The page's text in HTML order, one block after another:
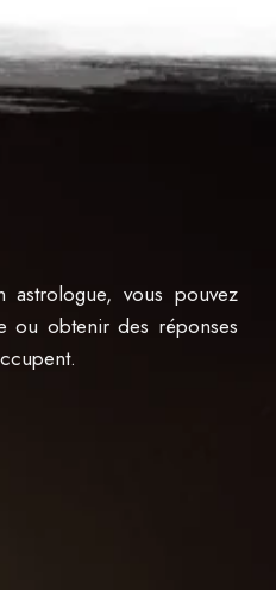
astrologue, vous pouvez
ou obtenir des réponses